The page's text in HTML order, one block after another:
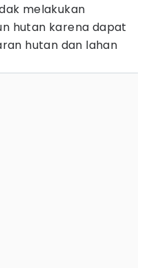
melakukan
hutan karena dapat
hutan dan lahan